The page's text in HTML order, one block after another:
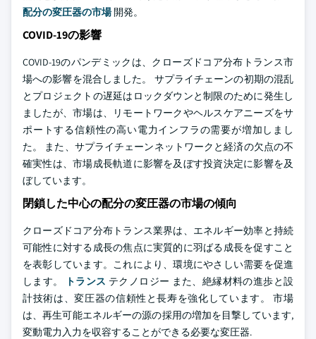
配分の変圧器の市場開発。
COVID-19の影響
COVID-19のパンデミックは、クローズドコア分布トランス市
場への影響を混合しました。 サプライチェーンの初期の混乱
とプロジェクトの遅延はロックダウンと制限のために発生し
ましたが、市場は、リモートワークやヘルスケアニーズをサ
ポートする信頼性の高い電力インフラの需要が増加しまし
た。 また、サプライチェーンネットワークと経済の欠点の不
確実性は、市場成長軌道に影響を及ぼす投資決定に影響を及
ぼしています。
閉鎖した中心の配分の変圧器の市場の傾向
クローズドコア分布トランス業界は、エネルギー効率と持続
可能性に対する成長の焦点に実質的に羽ばる成長を促すこと
を表彰しています。これにより、環境にやさしい需要を促進
します。
トランス テクノロジー また、絶縁材料の進歩と設
計技術は、変圧器の信頼性と長寿を強化しています。 市場
は、再生可能エネルギーの源の採用の増加を目撃しています,
変動電力入力を収容することができる必要な変圧器.